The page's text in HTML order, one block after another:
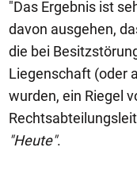
"Das Ergebnis ist
davon ausgehen,
die bei
Liegenschaft (oder
wurden, ein Riegel
"Heute".